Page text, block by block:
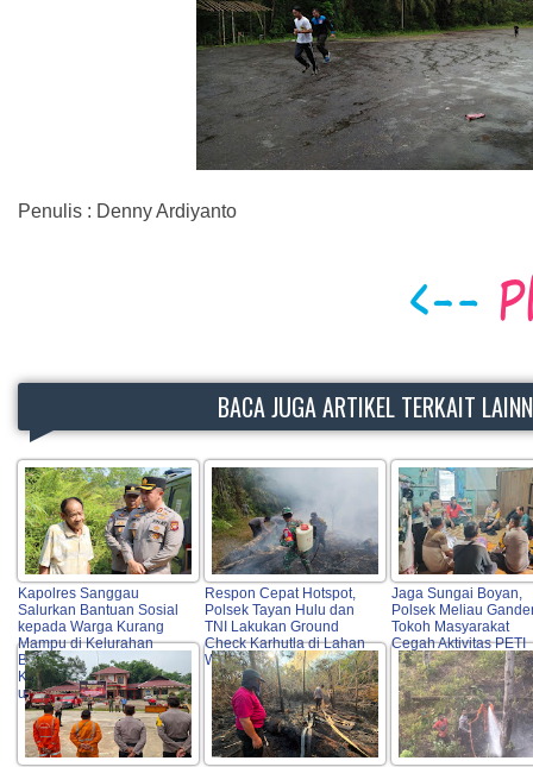
Penulis : Denny Ardiyanto
BACA JUGA ARTIKEL TERKAIT
Kapolres Sanggau
Salurkan Bantuan Sosial
kepada Warga Kurang
Mampu di Kelurahan
Bunut, Wujud Nyata
Kepedulian Polri Hadir
untuk Masyarakat
Respon Cepat Hotspot,
Polsek Tayan Hulu dan
TNI Lakukan Ground
Check Karhutla di Lahan
Warga
Jaga Sungai Boyan,
Polsek Meliau
Tokoh Masyarakat
Cegah Aktivitas PETI